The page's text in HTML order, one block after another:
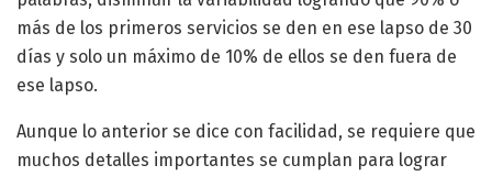
más de los primeros servicios se den en ese lapso de 30
días y solo un máximo de 10% de ellos se den fuera de
ese lapso.
Aunque lo anterior se dice con facilidad, se requiere que
muchos detalles importantes se cumplan para lograr